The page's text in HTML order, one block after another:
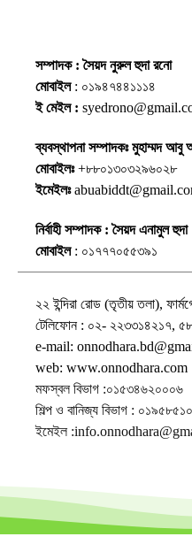
সম্পাদক : সৈয়দ নুরুল হুদা রনো
মোবাইল: ০১৯৪৭৪৪১১১৪
ই মেইল :
ব্যবস্থাপনা সম্পাদকঃ মুহাম্মদ আবু
মোবাইলঃ+৮৮০১৩০৩২৯৬০২৮
ইমেইলঃ
নির্বাহী সম্পাদক : সৈয়দ এনামুল হুদা
মোবাইল: ০১৭৭৭০৫৫৩৯১
২২ ইন্দিরা রোড (তৃতীয় তলা),
টেলিফোন : ০২- ২২৩৩১৪২১৭,
e-mail:
web: www.onnodhara.com
মফস্বল বিভাগ :০১৫৩৪৬২০০০৬
শিল্প ও বানিজ্য বিভাগ :
ইমেইল